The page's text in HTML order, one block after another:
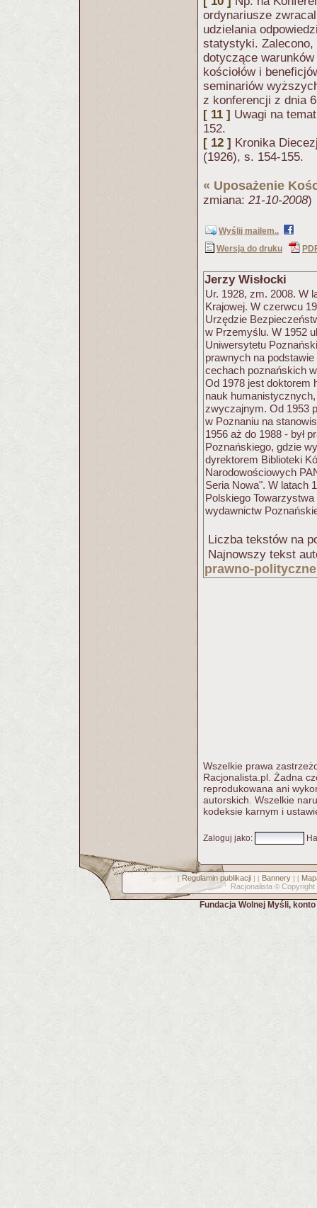
ordynariusze
udzielania
statystyki. Zalecono,
dotyczące
kościołów i
seminariów
z konferencji z dnia
[ 11 ] Uwagi na
152.
[ 12 ] Kronika
(1926), s. 154-155.
« Uposażenie
zmiana: 21-10-2008)
Wyślij mailem..
Wersja do druku
Jerzy Wisłocki
Ur. 1928, zm. 2008. W
Krajowej. W czerwcu
Urzędzie
w Przemyślu. W 1952
Uniwersytetu
prawnych na
cechach poznańskich
Od 1978 jest doktorem
nauk
zwyczajnym. Od 1953
w Poznaniu na
1956 aż do 1988 - był
Poznańskiego, gdzie
dyrektorem Biblioteki
Narodowościowych
Seria Nowa". W latach
Polskiego
wydawnictw
Liczba tekstów na
Najnowszy tekst
prawno-polityczne
Wszelkie prawa
Racjonalista.pl. Żadna
reprodukowana ani
autorskich. Wszelkie
kodeksie karnym i
Zaloguj jako:
[ Regulamin publikacji] [ Bannery] [
Racjonalista © Copyright
Fundacja Wolnej Myśli,